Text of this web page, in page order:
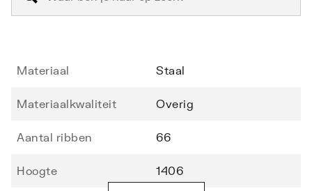
Materiaal Staal
Materiaalkwaliteit Overig
Aantal ribben 66
Hoogte 1406